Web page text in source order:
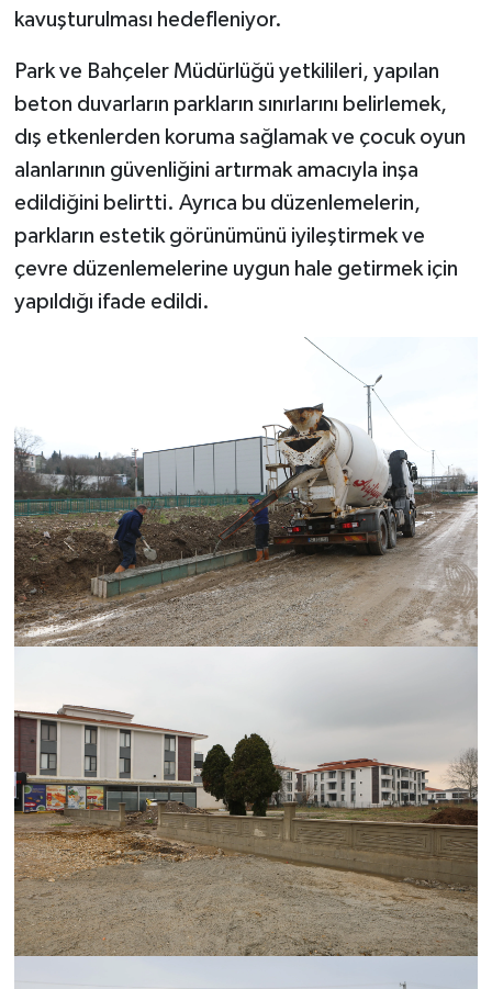
kavuşturulması hedefleniyor.
Park ve Bahçeler Müdürlüğü yetkilileri, yapılan
beton duvarların parkların sınırlarını belirlemek,
dış etkenlerden koruma sağlamak ve çocuk oyun
alanlarının güvenliğini artırmak amacıyla inşa
edildiğini belirtti. Ayrıca bu düzenlemelerin,
parkların estetik görünümünü iyileştirmek ve
çevre düzenlemelerine uygun hale getirmek için
yapıldığı ifade edildi.